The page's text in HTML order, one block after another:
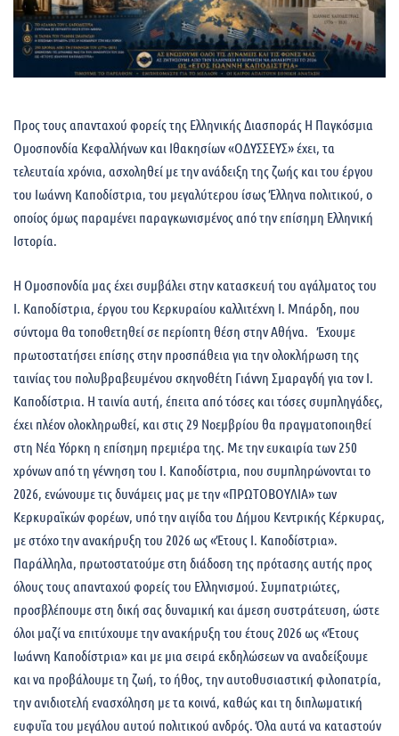
Προς τους απανταχού φορείς της Ελληνικής Διασποράς Η Παγκόσμια
Ομοσπονδία Κεφαλλήνων και Ιθακησίων «ΟΔΥΣΣΕΥΣ» έχει, τα
τελευταία χρόνια, ασχοληθεί με την ανάδειξη της ζωής και του έργου
του Ιωάννη Καποδίστρια, του μεγαλύτερου ίσως Έλληνα πολιτικού, ο
οποίος όμως παραμένει παραγκωνισμένος από την επίσημη Ελληνική
Ιστορία.
Η Ομοσπονδία μας έχει συμβάλει στην κατασκευή του αγάλματος του
Ι. Καποδίστρια, έργου του Κερκυραίου καλλιτέχνη Ι. Μπάρδη, που
σύντομα θα τοποθετηθεί σε περίοπτη θέση στην Αθήνα. Έχουμε
πρωτοστατήσει επίσης στην προσπάθεια για την ολοκλήρωση της
ταινίας του πολυβραβευμένου σκηνοθέτη Γιάννη Σμαραγδή για τον Ι.
Καποδίστρια. Η ταινία αυτή, έπειτα από τόσες και τόσες συμπληγάδες,
έχει πλέον ολοκληρωθεί, και στις 29 Νοεμβρίου θα πραγματοποιηθεί
στη Νέα Υόρκη η επίσημη πρεμιέρα της. Με την ευκαιρία των 250
χρόνων από τη γέννηση του Ι. Καποδίστρια, που συμπληρώνονται το
2026, ενώνουμε τις δυνάμεις μας με την «ΠΡΩΤΟΒΟΥΛΙΑ» των
Κερκυραϊκών φορέων, υπό την αιγίδα του Δήμου Κεντρικής Κέρκυρας,
με στόχο την ανακήρυξη του 2026 ως «Έτους Ι. Καποδίστρια».
Παράλληλα, πρωτοστατούμε στη διάδοση της πρότασης αυτής προς
όλους τους απανταχού φορείς του Ελληνισμού. Συμπατριώτες,
προσβλέπουμε στη δική σας δυναμική και άμεση συστράτευση, ώστε
όλοι μαζί να επιτύχουμε την ανακήρυξη του έτους 2026 ως «Έτους
Ιωάννη Καποδίστρια» και με μια σειρά εκδηλώσεων να αναδείξουμε
και να προβάλουμε τη ζωή, το ήθος, την αυτοθυσιαστική φιλοπατρία,
την ανιδιοτελή ενασχόληση με τα κοινά, καθώς και τη διπλωματική
ευφυΐα του μεγάλου αυτού πολιτικού ανδρός. Όλα αυτά να καταστούν